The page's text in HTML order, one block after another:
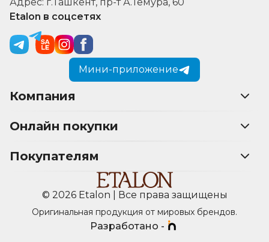
Etalon в соцсетях
Мини-приложение
Компания
Онлайн покупки
Покупателям
© 2026 Etalon | Все права защищены
Оригинальная продукция от мировых брендов.
Разработано -